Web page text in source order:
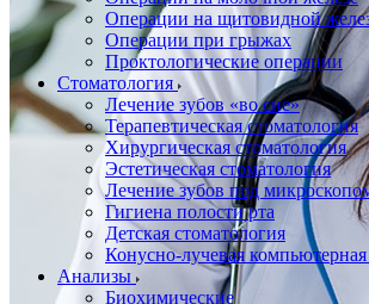
Операции на щитовидной
Операции при грыжах
Проктологические операции
Стоматология
Лечение зубов «во сне»
Терапевтическая стоматология
Хирургическая стоматология
Эстетическая стоматология
Лечение зубов под
Гигиена полости рта
Детская стоматология
Конусно-лучевая
Анализы
Биохимические